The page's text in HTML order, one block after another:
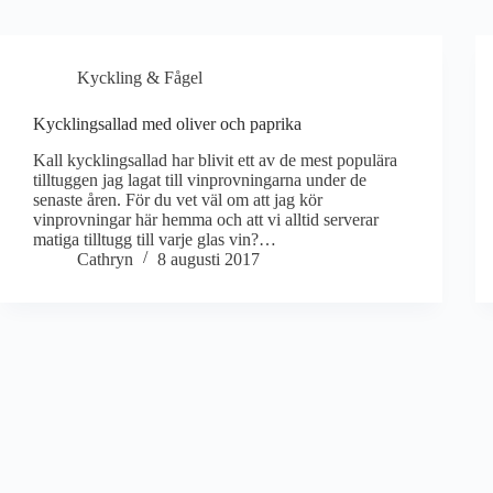
Kyckling & Fågel
Kycklingsallad med oliver och paprika
Kall kycklingsallad har blivit ett av de mest populära
tilltuggen jag lagat till vinprovningarna under de
senaste åren. För du vet väl om att jag kör
vinprovningar här hemma och att vi alltid serverar
matiga tilltugg till varje glas vin?…
Cathryn
8 augusti 2017